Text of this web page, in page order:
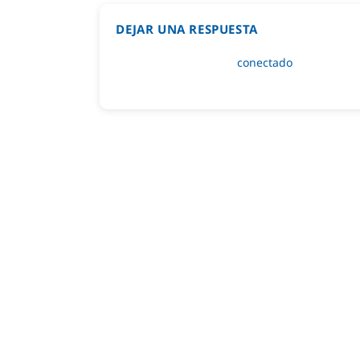
DEJAR UNA RESPUESTA
Lo siento, debes estarconectado